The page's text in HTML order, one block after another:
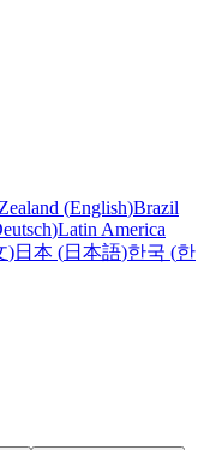
(English)Brazil
)Latin America
)日本 (日本語)한국 (한